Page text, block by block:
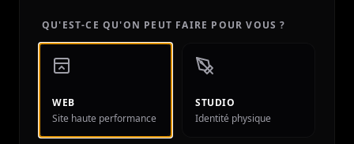
QU'EST-CE QU'ON PEUT FAIRE POUR VOUS ?
WEB
Site haute performance
STUDIO
Identité physique